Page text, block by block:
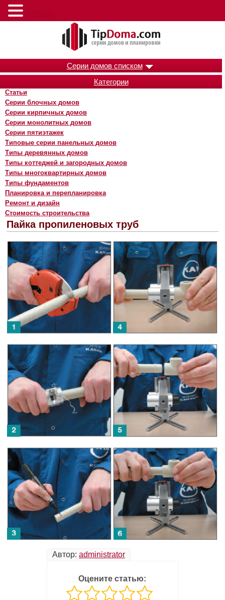
Серии домов списком
Категории
Статьи
Серии блочных домов
Серии кирпичных домов
Серии монолитных домов
Серии пятиэтажек
Типовые серии панельных домов
Типы деревянных домов
Типы коттеджей и загородных домов
Типы многоквартирных домов
Типы фундаментов
Планировка и перепланировка
Ремонт и дизайн
Стоимость строительства
Пайка пропиленовых труб
Автор: administrator
Оцените статью: